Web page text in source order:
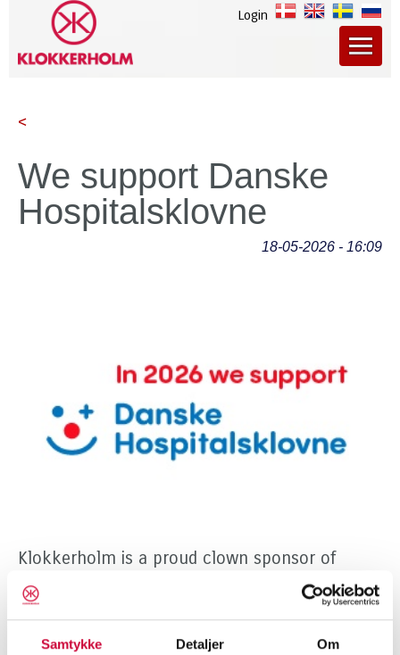
Samtykke Detaljer Om
Login
<
We support Danske
Hospitalsklovne
18-05-2026 - 16:09
Klokkerholm is a proud clown sponsor of
Danske Hospitalsklovne, who every day bring
comfort and presence, play and joy to children